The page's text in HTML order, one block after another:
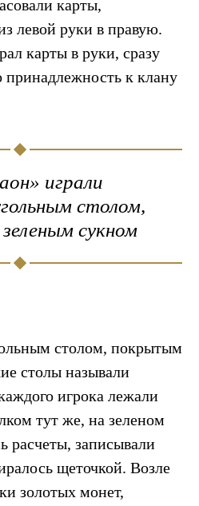
карты,
левой руки в правую.
карты в руки, сразу
принадлежность к клану
играли
столом,
сукном
столом, покрытым
столы называли
игрока лежали
тут же, на зеленом
расчеты, записывали
щеточкой. Возле
золотых монет,